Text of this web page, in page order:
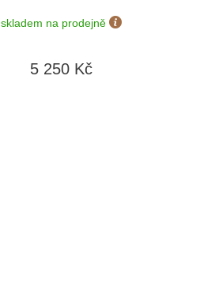
skladem na prodejně
5 250 Kč